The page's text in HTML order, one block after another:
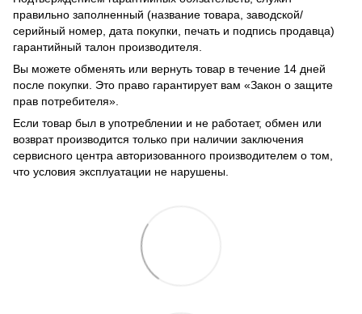
правильно заполненный (название товара, заводской/
серийный номер, дата покупки, печать и подпись продавца)
гарантийный талон производителя.
Вы можете обменять или вернуть товар в течение 14 дней
после покупки. Это право гарантирует вам «Закон о защите
прав потребителя».
Если товар был в употреблении и не работает, обмен или
возврат производится только при наличии заключения
сервисного центра авторизованного производителем о том,
что условия эксплуатации не нарушены.